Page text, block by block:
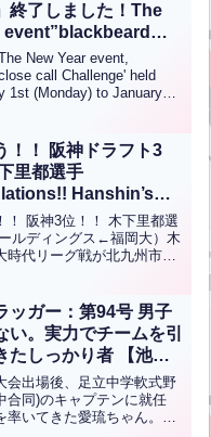
終了しました！The
event”blackbeard
Challenge”has
英中翻訳)
New Year event,
call Challenge' held
1st (Monday) to January
！！ 阪神ドラフト3
里都選手
Hanshin’s
draft pick!! Rito
ENG CHT KOR
！ 阪神3位！！ 木下里都選
ルディングス←福岡大）木
時代リーグ戦が北九州市民
た、当センターの投球スピ
者でも...全文はクリック
ッガー：第94号 男子
い。実力でチームを引
っかり者 【池田
会出場後、足立中学軟式野
合同)のキャプテンに就任
率いてきた愛琉ちゃん。バ